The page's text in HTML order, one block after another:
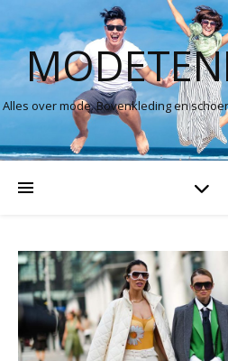
Alles over mode. Bovenkleding en